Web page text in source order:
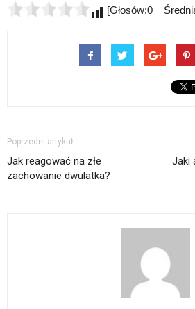
[Głosów:0
Poprzedni artykuł
Jak reagować na złe
zachowanie dwulatka?
Jaki